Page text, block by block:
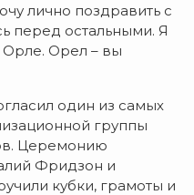
лично поздравить с
перед остальными. Я
Орел – вы
один из самых
группы
Церемонию
Фридзон и
кубки, грамоты и